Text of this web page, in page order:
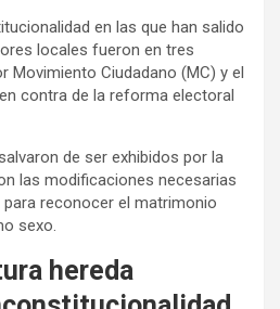
en las que han salido
locales fueron en tres
Movimiento Ciudadano (MC) y el
contra de la reforma electoral
de ser exhibidos por la
las modificaciones necesarias
para reconocer el matrimonio
sexo.
hereda